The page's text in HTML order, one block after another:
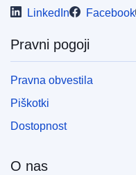
LinkedIn Facebook
Pravni pogoji
Pravna obvestila
Piškotki
Dostopnost
O nas